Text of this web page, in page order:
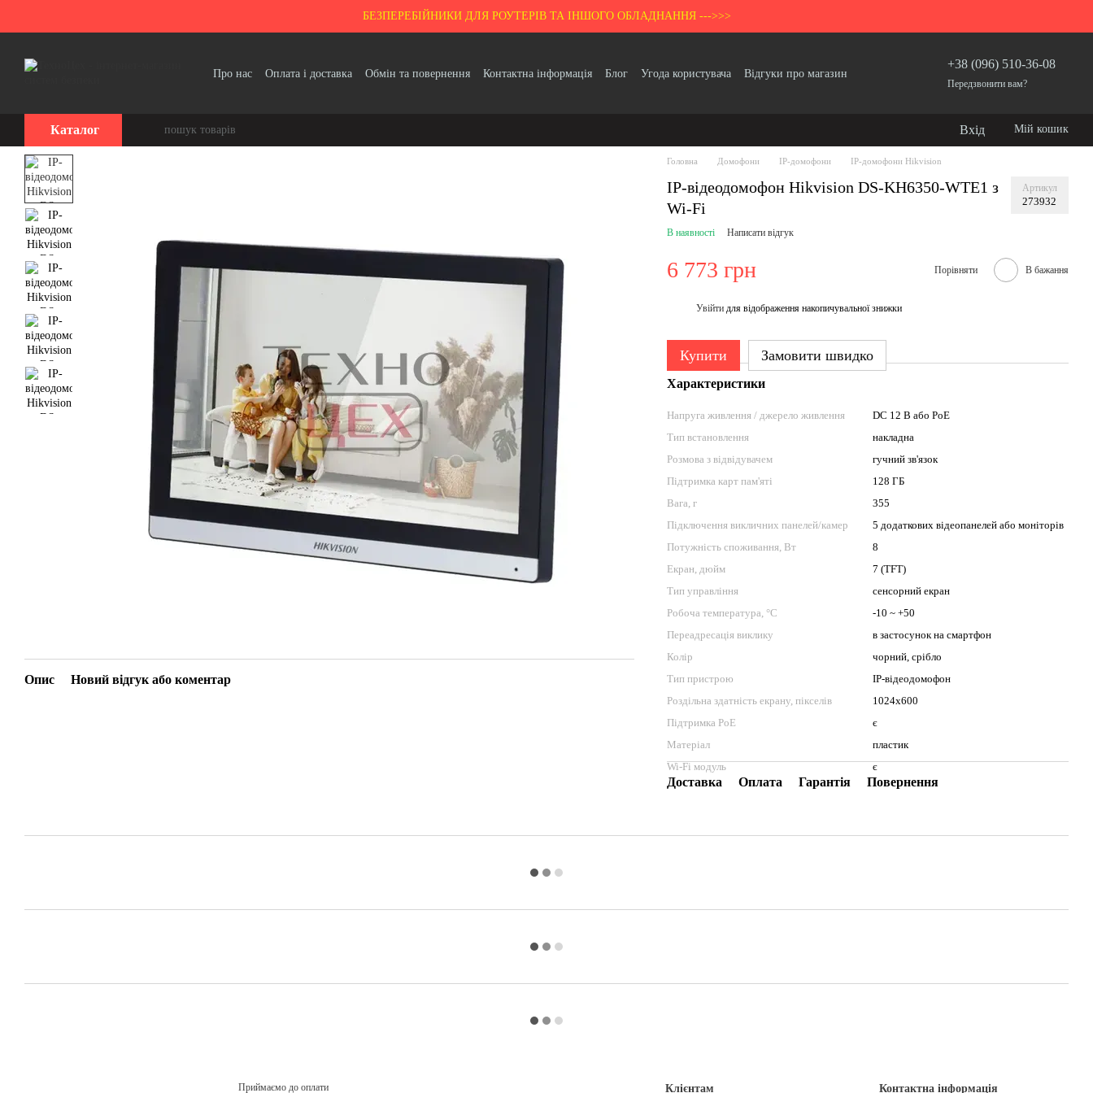
БЕЗПЕРЕБІЙНИКИ ДЛЯ РОУТЕРІВ ТА ІНШОГО ОБЛАДНАННЯ --->>>
Про нас Оплата і доставка Обмін та повернення Контактна інформація Блог Угода користувача
Відгуки про магазин
+38 (096) 510-36-08
Передзвонити вам?
Каталог Вхід Мій кошик
Опис Новий відгук або коментар
Головна Домофони IP-домофони IP-домофони Hikvision
IP-відеодомофон Hikvision DS-KH6350-WТE1 з
Wi-Fi
Артикул
273932
В наявності Написати відгук
6 773 грн Порівняти В бажання
Увійти для відображення накопичувальної знижки
Купити Замовити швидко
Характеристики
Напруга живлення / джерело живлення
DC 12 В або PoE
Тип встановлення
накладна
Розмова з відвідувачем
гучний зв'язок
Підтримка карт пам'яті
128 ГБ
Вага, г
355
Підключення викличних панелей/камер
5 додаткових відеопанелей або моніторів
Потужність споживання, Вт
8
Екран, дюйм
7 (TFT)
Тип управління
сенсорний екран
Робоча температура, °C
-10 ~ +50
Переадресація виклику
в застосунок на смартфон
Колір
чорний, срібло
Тип пристрою
IP-відеодомофон
Роздільна здатність екрану, пікселів
1024x600
Підтримка PoE
є
Матеріал
пластик
Wi-Fi модуль
є
Доставка Оплата Гарантія Повернення
Приймаємо до оплати Клієнтам Контактна інформація